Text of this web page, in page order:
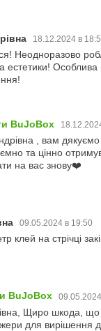
18.12.2024 в
Неодноразово
естетики!
BuJoBox
, вам
та цінно
на вас знову❤️
09.05.2024 в 19:50
клей на стрічці
BuJoBox
Щиро шкода, що
для вирішення